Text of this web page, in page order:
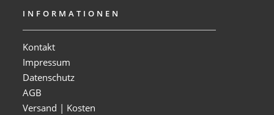
INFORMATIONEN
Kontakt
Impressum
Datenschutz
AGB
Versand | Kosten